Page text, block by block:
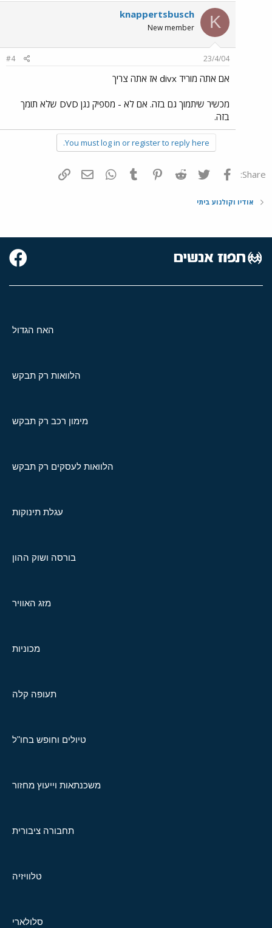
K
knappertsbusch
New member
23/4/04
#4
אם אתה מוריד divx אז אתה צריך
מכשיר שיתמוך גם בזה. אם לא - מספיק נגן DVD שלא תומך
בזה.
You must log in or register to reply here.
Share: פייסבוק Twitter
Reddit
Pinterest
Tumblr
WhatsAppדואר אלקטרוני
אודיו וקולנוע ביתי
האח הגדול
הלוואות רק תבקש
מימון רכב רק תבקש
הלוואות לעסקים רק תבקש
עגלת תינוקות
בורסה ושוק ההון
מזג האוויר
מכוניות
תעופה קלה
טיולים וחופש בחו"ל
משכנתאות וייעוץ מחזור
תחבורה ציבורית
טלוויזיה
סלולארי